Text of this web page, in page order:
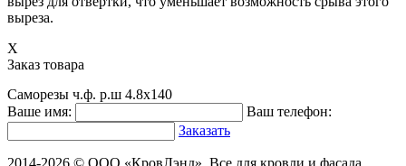
выреза.
X
Заказ товара
Саморезы ч.ф. р.ш 4.8х140
Ваше имя:
Ваш телефон:
Заказать
2014-2026 © ООО «КровЛэнд». Все для кровли и фасада.